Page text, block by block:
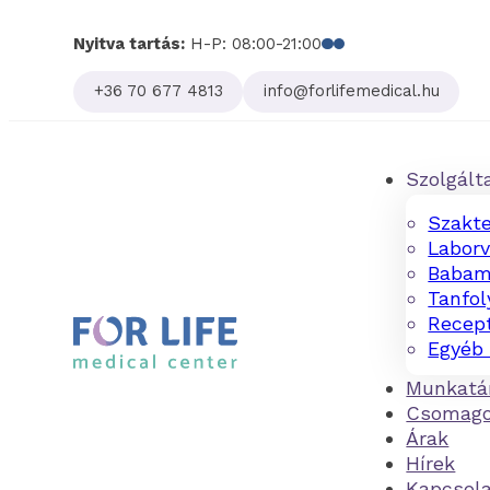
Nyitva tartás: H-P: 08:00-21:00Follow us on
Follow us on
+36 70 677 4813
info@forlifemedical.hu
Árak
Hírek